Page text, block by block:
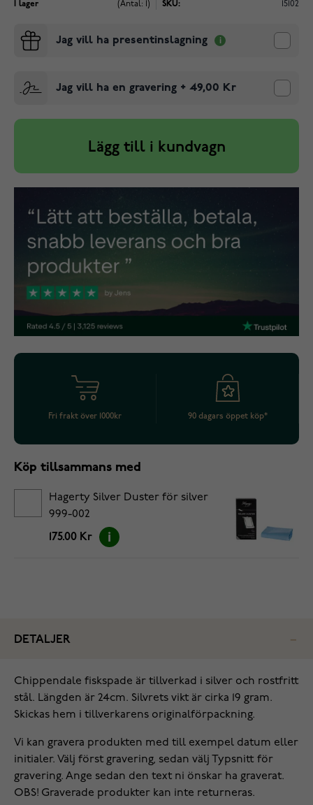
I lager (Antal: 1) SKU: 15102
Jag vill ha presentinslagning
Jag vill ha en gravering + 49,00 Kr
Lägg till i kundvagn
Fri frakt över 1000kr 90 dagars öppet köp*
Köp tillsammans med
Hagerty Silver Duster för silver
999-002
175.00 Kr
DETALJER
Chippendale fiskspade är tillverkad i silver och rostfritt
stål. Längden är 24cm. Silvrets vikt är cirka 19 gram.
Skickas hem i tillverkarens originalförpackning.
Vi kan gravera produkten med till exempel datum eller
initialer. Välj först gravering, sedan välj Typsnitt för
gravering. Ange sedan den text ni önskar ha graverat.
OBS! Graverade produkter kan inte returneras.